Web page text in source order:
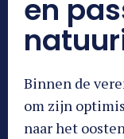
en
Binnen de
om zijn
naar het